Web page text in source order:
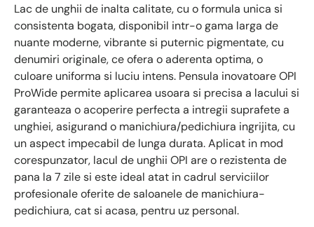
Lac de unghii de inalta calitate, cu o formula unica si
consistenta bogata, disponibil intr-o gama larga de
nuante moderne, vibrante si puternic pigmentate, cu
denumiri originale, ce ofera o aderenta optima, o
culoare uniforma si luciu intens. Pensula inovatoare OPI
ProWide permite aplicarea usoara si precisa a lacului si
garanteaza o acoperire perfecta a intregii suprafete a
unghiei, asigurand o manichiura/pedichiura ingrijita, cu
un aspect impecabil de lunga durata. Aplicat in mod
corespunzator, lacul de unghii OPI are o rezistenta de
pana la 7 zile si este ideal atat in cadrul serviciilor
profesionale oferite de saloanele de manichiura-
pedichiura, cat si acasa, pentru uz personal.